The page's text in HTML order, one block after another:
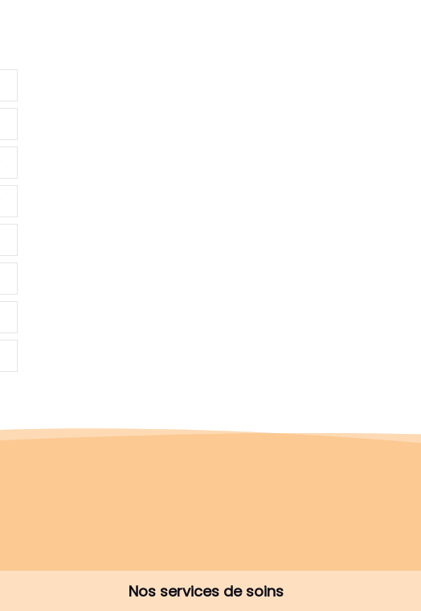
Nos services de soins